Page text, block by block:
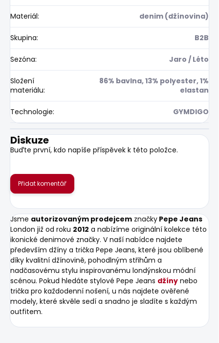
Materiál: denim (džínovina)
Skupina: B2B
Sezóna: Jaro / Léto
Složení
materiálu:
86% bavlna, 13% polyester, 1%
elastan
Technologie: GYMDIGO
Diskuze
Buďte první, kdo napíše příspěvek k této položce.
Přidat komentář
Jsme autorizovaným prodejcem značky Pepe Jeans
London již od roku 2012 a nabízíme originální kolekce této
ikonické denimové značky. V naší nabídce najdete
především džíny a trička Pepe Jeans, které jsou oblíbené
díky kvalitní džínovině, pohodlným střihům a
nadčasovému stylu inspirovanému londýnskou módní
scénou. Pokud hledáte stylové Pepe Jeans džíny nebo
trička pro každodenní nošení, u nás najdete ověřené
modely, které skvěle sedí a snadno je sladíte s každým
outfitem.